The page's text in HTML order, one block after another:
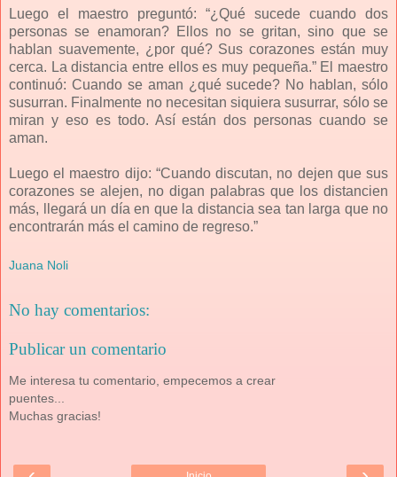
Luego el maestro preguntó: “¿Qué sucede cuando dos
personas se enamoran? Ellos no se gritan, sino que se
hablan suavemente, ¿por qué? Sus corazones están muy
cerca. La distancia entre ellos es muy pequeña.” El maestro
continuó: Cuando se aman ¿qué sucede? No hablan, sólo
susurran. Finalmente no necesitan siquiera susurrar, sólo se
miran y eso es todo. Así están dos personas cuando se
aman.
Luego el maestro dijo: “Cuando discutan, no dejen que sus
corazones se alejen, no digan palabras que los distancien
más, llegará un día en que la distancia sea tan larga que no
encontrarán más el camino de regreso.”
Juana Noli
No hay comentarios:
Publicar un comentario
Me interesa tu comentario, empecemos a crear
puentes...
Muchas gracias!